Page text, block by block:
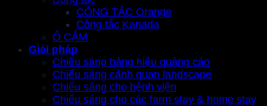
CÔNG TẮC Orange
Công tắc Kanada
Ổ CẮM
Giải pháp
Chiếu sáng bảng hiệu quảng cáo
Chiếu sáng cảnh quan landscape
Chiếu sáng cho bệnh viện
Chiếu sáng cho các farm stay & home stay